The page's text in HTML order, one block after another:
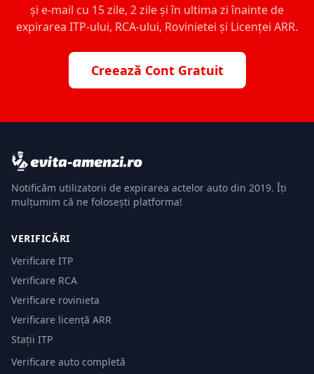
și e-mail cu 15 zile, 2 zile și în ultima zi înainte de
expirarea ITP-ului, RCA-ului, Rovinietei și Licenței ARR.
Creează Cont Gratuit
Notificăm utilizatorii de expirarea actelor auto din 2019. Îți
mulțumim că ne folosești platforma!
VERIFICĂRI
Verificare ITP
Verificare RCA
Verificare rovinieta
Verificare licență ARR
Stații ITP
Verificare auto completă